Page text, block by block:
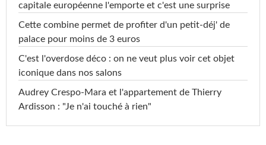
capitale européenne l'emporte et c'est une surprise
Cette combine permet de profiter d'un petit-déj' de
palace pour moins de 3 euros
C'est l'overdose déco : on ne veut plus voir cet objet
iconique dans nos salons
Audrey Crespo-Mara et l'appartement de Thierry
Ardisson : "Je n'ai touché à rien"